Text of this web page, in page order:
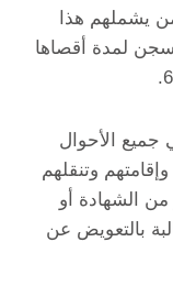
يشملهم هذا
لمدة أقصاها
جميع الأحوال
وتنقلهم
من الشهادة أو
بالتعويض عن